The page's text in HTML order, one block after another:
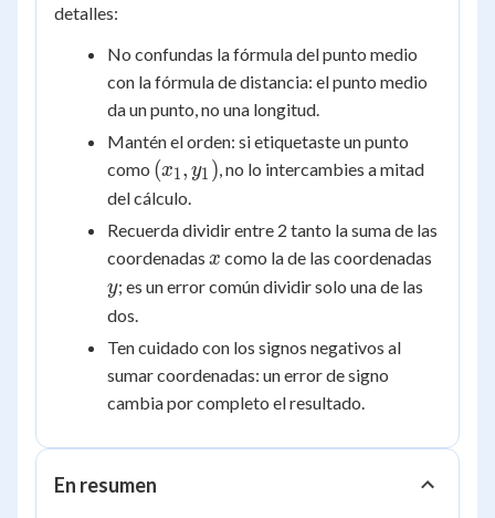
detalles:
No confundas la fórmula del punto medio
con la fórmula de distancia: el punto medio
da un punto, no una longitud.
Mantén el orden: si etiquetaste un punto
como (x_1,
y_1)
(x1, y1 ), no lo intercambies a mitad
del cálculo.
Recuerda dividir entre 2 tanto la suma de las
coordenadas x
x como la de las coordenadas
y; es un error común dividir solo una de las
dos.
Ten cuidado con los signos negativos al
sumar coordenadas: un error de signo
cambia por completo el resultado.
En resumen